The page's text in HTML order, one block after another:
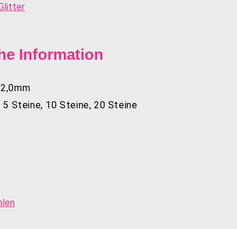
Information
5 Steine, 10 Steine, 20 Steine